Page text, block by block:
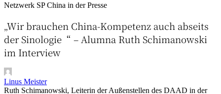
Netzwerk SP China in der Presse
„Wir brauchen China-Kompetenz auch abseits
der Sinologie“ – Alumna Ruth Schimanowski
im Interview
Linus Meister
Ruth Schimanowski, Leiterin der Außenstellen des DAAD in der